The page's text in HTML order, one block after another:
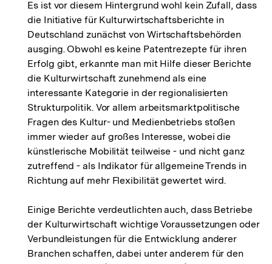
Es ist vor diesem Hintergrund wohl kein Zufall, dass
die Initiative für Kulturwirtschaftsberichte in
Deutschland zunächst von Wirtschaftsbehörden
ausging. Obwohl es keine Patentrezepte für ihren
Erfolg gibt, erkannte man mit Hilfe dieser Berichte
die Kulturwirtschaft zunehmend als eine
interessante Kategorie in der regionalisierten
Strukturpolitik. Vor allem arbeitsmarktpolitische
Fragen des Kultur- und Medienbetriebs stoßen
immer wieder auf großes Interesse, wobei die
künstlerische Mobilität teilweise - und nicht ganz
zutreffend - als Indikator für allgemeine Trends in
Richtung auf mehr Flexibilität gewertet wird.
Einige Berichte verdeutlichten auch, dass Betriebe
der Kulturwirtschaft wichtige Voraussetzungen oder
Verbundleistungen für die Entwicklung anderer
Branchen schaffen, dabei unter anderem für den